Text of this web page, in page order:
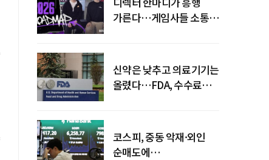
가른다…게임사들 소통
신약은 낮추고 의료기기는
올렸다…FDA, 수수료
코스피, 중동 악재·외인
순매도에